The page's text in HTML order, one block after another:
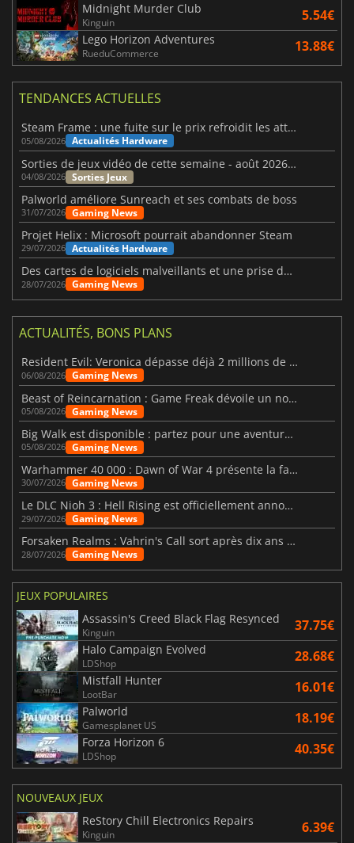
Midnight Murder Club
Kinguin 5.54€
Lego Horizon Adventures
RueduCommerce 13.88€
TENDANCES ACTUELLES
Steam Frame : une fuite sur le prix refroidit les attentes VR
05/08/2026 Actualités Hardware
Sorties de jeux vidéo de cette semaine - août 2026 (semaine 32)
04/08/2026 Sorties Jeux
Palworld améliore Sunreach et ses combats de boss
31/07/2026 Gaming News
Projet Helix : Microsoft pourrait abandonner Steam
29/07/2026 Actualités Hardware
Des cartes de logiciels malveillants et une prise de contrôle de Discord ont touché Meccha Chameleon
28/07/2026 Gaming News
ACTUALITÉS, BONS PLANS
Resident Evil: Veronica dépasse déjà 2 millions de wishlists
06/08/2026 Gaming News
Beast of Reincarnation : Game Freak dévoile un nouveau pari
05/08/2026 Gaming News
Big Walk est disponible : partez pour une aventure entre amis
05/08/2026 Gaming News
Warhammer 40 000 : Dawn of War 4 présente la faction des Nécrons
30/07/2026 Gaming News
Le DLC Nioh 3 : Hell Rising est officiellement annoncé
29/07/2026 Gaming News
Forsaken Realms : Vahrin's Call sort après dix ans de développement
28/07/2026 Gaming News
JEUX POPULAIRES
Assassin's Creed Black Flag Resynced
Kinguin 37.75€
Halo Campaign Evolved
LDShop 28.68€
Mistfall Hunter
LootBar 16.01€
Palworld
Gamesplanet US 18.19€
Forza Horizon 6
LDShop 40.35€
NOUVEAUX JEUX
ReStory Chill Electronics Repairs
Kinguin 6.39€